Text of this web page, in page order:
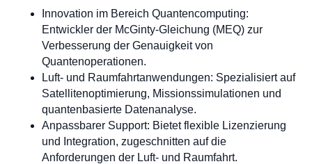
Innovation im Bereich Quantencomputing:
Entwickler der McGinty-Gleichung (MEQ) zur
Verbesserung der Genauigkeit von
Quantenoperationen.
Luft- und Raumfahrtanwendungen: Spezialisiert auf
Satellitenoptimierung, Missionssimulationen und
quantenbasierte Datenanalyse.
Anpassbarer Support: Bietet flexible Lizenzierung
und Integration, zugeschnitten auf die
Anforderungen der Luft- und Raumfahrt.